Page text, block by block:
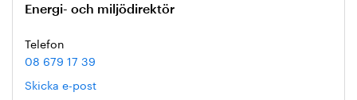
Energi- och miljödirektör
Telefon
08 679 17 39
Skicka e-post